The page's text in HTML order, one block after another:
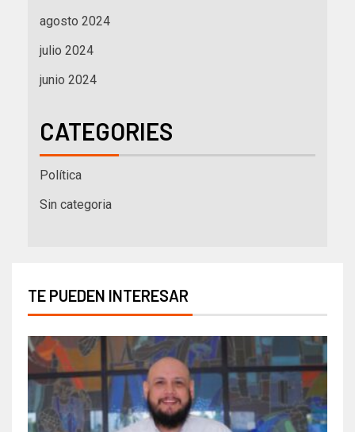
agosto 2024
julio 2024
junio 2024
CATEGORIES
Política
Sin categoria
TE PUEDEN INTERESAR